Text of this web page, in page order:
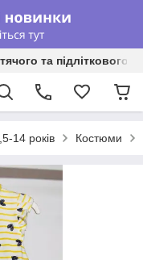
та підліткового
14 років Костюми